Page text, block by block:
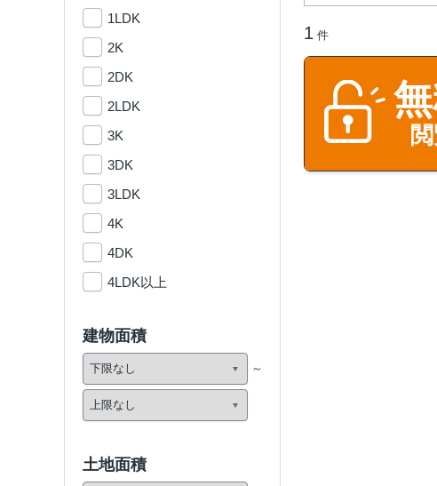
1 件
1LDK
2K
2DK
2LDK
3K
3DK
3LDK
4K
4DK
4LDK以上
建物面積
土地面積